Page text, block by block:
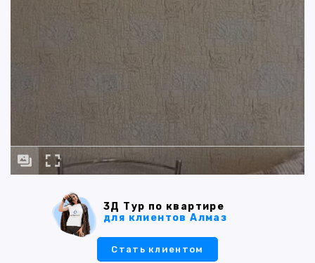
3Д Тур по квартире
для клиентов Алмаз
Стать клиентом